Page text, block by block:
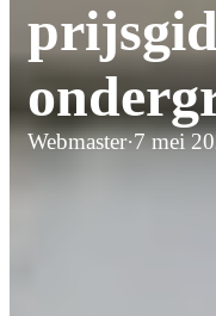
Webmaster·7 mei